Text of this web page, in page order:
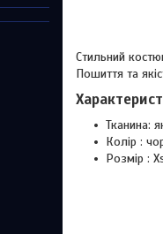
Стильний
Пошиття та
Тканина:
Колір :
Розмір :